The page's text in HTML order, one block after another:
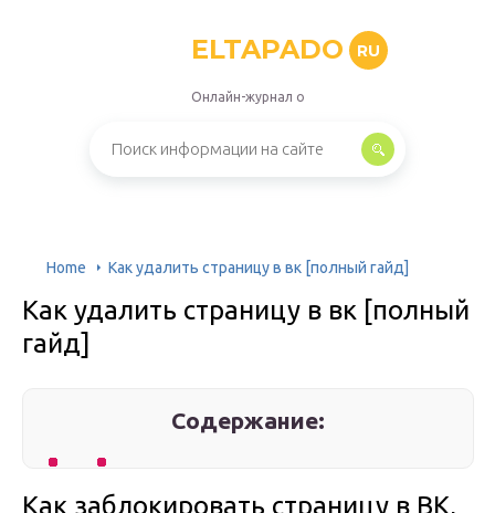
ELTAPADO RU
Онлайн-журнал о
Home Как удалить страницу в вк [полный гайд]
Как удалить страницу в вк [полный
гайд]
Содержание:
Как заблокировать страницу в ВК,